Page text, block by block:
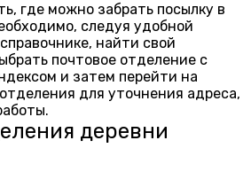
где можно забрать посылку в
следуя удобной
найти свой
почтовое отделение с
и затем перейти на
для уточнения адреса,
деревни